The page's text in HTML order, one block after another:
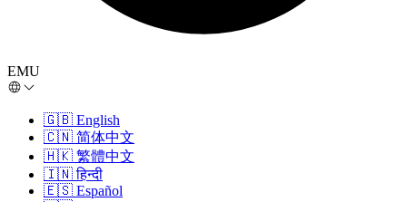
EMU
🇬🇧 English
🇨🇳 简体中文
🇭🇰 繁體中文
🇮🇳 हिन्दी
🇪🇸 Español